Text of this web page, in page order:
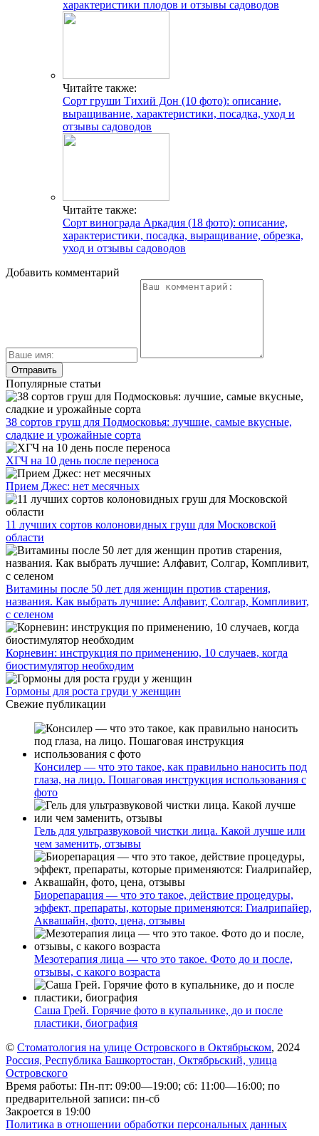
характеристики плодов и отзывы садоводов
Читайте также:
Сорт груши Тихий Дон (10 фото): описание,
выращивание, характеристики, посадка, уход и
отзывы садоводов
Читайте также:
Сорт винограда Аркадия (18 фото): описание,
характеристики, посадка, выращивание, обрезка,
уход и отзывы садоводов
Добавить комментарий
Популярные статьи
38 сортов груш для Подмосковья: лучшие, самые вкусные,
сладкие и урожайные сорта
ХГЧ на 10 день после переноса
Прием Джес: нет месячных
11 лучших сортов колоновидных груш для Московской
области
Витамины после 50 лет для женщин против старения,
названия. Как выбрать лучшие: Алфавит, Солгар, Компливит,
с селеном
Корневин: инструкция по применению, 10 случаев, когда
биостимулятор необходим
Гормоны для роста груди у женщин
Свежие публикации
Консилер — что это такое, как правильно наносить под
глаза, на лицо. Пошаговая инструкция использования с
фото
Гель для ультразвуковой чистки лица. Какой лучше или
чем заменить, отзывы
Биорепарация — что это такое, действие процедуры,
эффект, препараты, которые применяются: Гиалрипайер,
Аквашайн, фото, цена, отзывы
Мезотерапия лица — что это такое. Фото до и после,
отзывы, с какого возраста
Саша Грей. Горячие фото в купальнике, до и после
пластики, биография
© Стоматология на улице Островского в Октябрьском, 2024
Россия, Республика Башкортостан, Октябрьский, улица
Островского
Время работы: Пн-пт: 09:00—19:00; сб: 11:00—16:00; по
предварительной записи: пн-сб
Закроется в 19:00
Политика в отношении обработки персональных данных